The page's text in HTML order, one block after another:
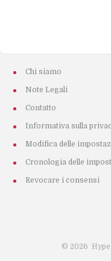
Chi siamo
Note Legali
Contatto
Informativa sulla
Modifica delle
Cronologia delle
Revocare i consensi
© 2026